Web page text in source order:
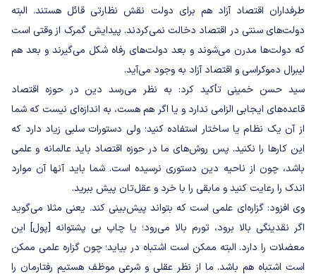
طرفداران اقتصاد آزاد هم برای دولت نقش نظارتی قائل هستند. البته
دولت‌های سنتی در اقتصاد دخالت نمی‌کردند. پیدایش گمرک از وقتی است
که دولت‌ها مدرن می‌شوند و بعد دولت‌های رفاه شکل می‌گیرند و بعد هم
لیبرال دموکراسی و اقتصاد آزاد به وجود می‌آید.
سید حسن خمینی تأکید کرد: به نظر می‌رسد دین در حوزه اقتصاد
قاعده‌های ایجابی الزامی ندارد و یا اگر هم هست، به اندازه‌ای نیست که شما
از آن یک نظام یا ساختار استفاده کنید؛ ولی دستورات سلبی زیاد دارد که
این کارها را نکنید. پس روش‌های ما در حوزه اقتصاد باید عالمانه و علمی
باشد، چون از ناحیه دین دستوری نرسیده است. شما باید آنها آن موارد
اندک را رعایت کنید و مابقی را با خرد و عقل‌تان پیش ببرید.
وی افزود: گزاره‌ای علمی است که بتواند پیش‌بینی کند. یعنی مثلا می‌گوید
اگر نقدینگی بالا برود، تورم بالا می‌رود؛ یا چاپ بی پشتوانه [پول] این
معضلات را دارد. البته ممکن است اشتباه در بیاید؛ چون گزاره علمی ممکن
است اشتباه هم باشد. ما از نظر عقلی و شرعی موظف هستیم رفتارمان را